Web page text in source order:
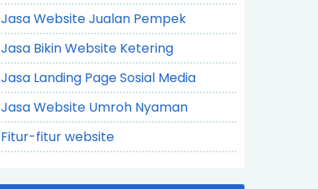
Jasa Website Jualan Pempek
Jasa Bikin Website Ketering
Jasa Landing Page Sosial Media
Jasa Website Umroh Nyaman
Fitur-fitur website